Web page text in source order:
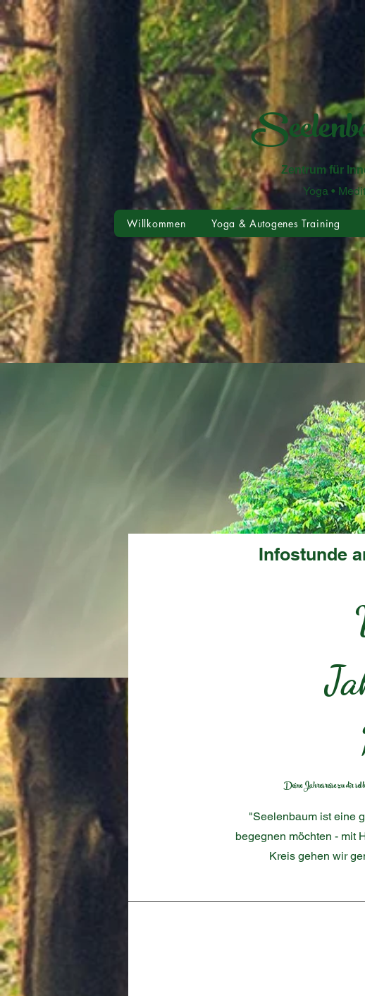
Zentrum für
Yoga • Meditation •
Willkommen Yoga & Autogenes Training
Infostunde
Deine Jahresreise zu dir
"Seelenbaum ist eine
begegnen möchten - mit
Kreis gehen wir